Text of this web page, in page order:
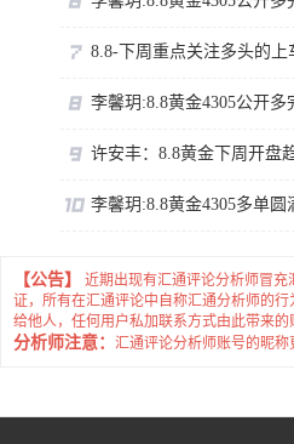
【公告】
近期出现有汇通评论分析师冒
证，所有在汇通评论中自称汇通分析师的
给他人，任何用户私加联系方式由此带来
分析师注意： 汇通评论分析师账号的昵